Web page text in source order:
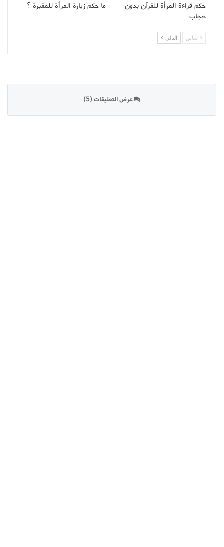
حكم قراءة المرأة للقرآن بدون
حجاب
ما حكم زيارة المرأة للمقبرة ؟
سابق التالى
عرض التعليقات (5)